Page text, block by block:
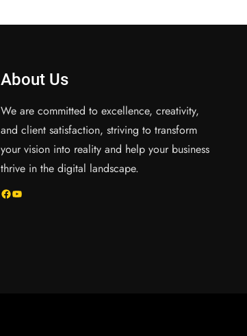
About Us
We are committed to excellence, creativity,
and client satisfaction, striving to transform
your vision into reality and help your business
thrive in the digital landscape.
Facebook YouTube